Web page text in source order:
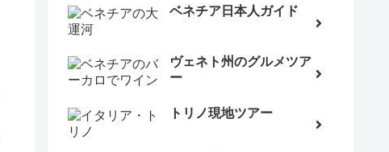
ベネチア日本人ガイド
ヴェネト州のグルメツア
ー
トリノ現地ツアー